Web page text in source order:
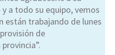
a todo su equipo, vemos
están trabajando de lunes
de